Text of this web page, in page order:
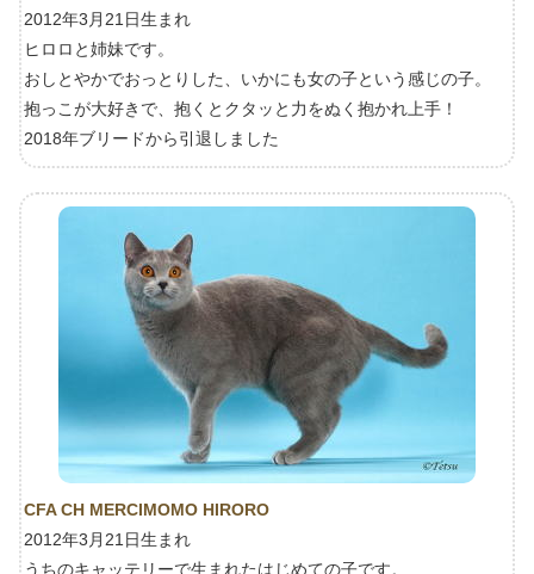
2012年3月21日生まれ
ヒロロと姉妹です。
おしとやかでおっとりした、いかにも女の子という感じの子。
抱っこが大好きで、抱くとクタッと力をぬく抱かれ上手！
2018年ブリードから引退しました
CFA CH MERCIMOMO HIRORO
2012年3月21日生まれ
うちのキャッテリーで生まれたはじめての子です。